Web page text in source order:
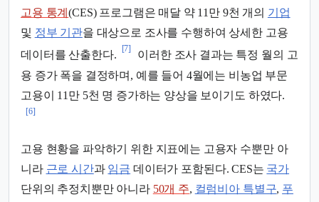
고용 통계(CES) 프로그램은 매달 약 11만 9천 개의 기업
및 정부 기관을 대상으로 조사를 수행하여 상세한 고용
데이터를 산출한다.
[7]
이러한 조사 결과는 특정 월의 고
용 증가 폭을 결정하며, 예를 들어 4월에는 비농업 부문
고용이 11만 5천 명 증가하는 양상을 보이기도 하였다.
[6]
고용 현황을 파악하기 위한 지표에는 고용자 수뿐만 아
니라 근로 시간과 임금 데이터가 포함된다. CES는 국가
단위의 추정치뿐만 아니라 50개 주, 컬럼비아 특별구, 푸